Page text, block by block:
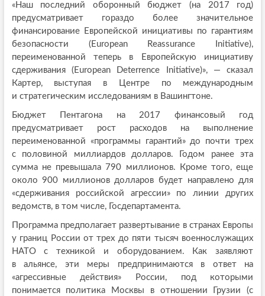
«Наш последний оборонный бюджет (на 2017 год)
предусматривает гораздо более значительное
финансирование Европейской инициативы по гарантиям
безопасности (European Reassurance Initiative),
переименованной теперь в Европейскую инициативу
сдерживания (European Deterrence Initiative)», — сказал
Картер, выступая в Центре по международным
и стратегическим исследованиям в Вашингтоне.
Бюджет Пентагона на 2017 финансовый год
предусматривает рост расходов на выполнение
переименованной «программы гарантий» до почти трех
с половиной миллиардов долларов. Годом ранее эта
сумма не превышала 790 миллионов. Кроме того, еще
около 900 миллионов долларов будет направлено для
«сдерживания российской агрессии» по линии других
ведомств, в том числе, Госдепартамента.
Программа предполагает развертывание в странах Европы
у границ России от трех до пяти тысяч военнослужащих
НАТО с техникой и оборудованием. Как заявляют
в альянсе, эти меры предпринимаются в ответ на
«агрессивные действия» России, под которыми
понимается политика Москвы в отношении Грузии (с